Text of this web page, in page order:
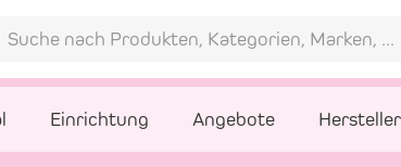
Einrichtung Angebote Hersteller